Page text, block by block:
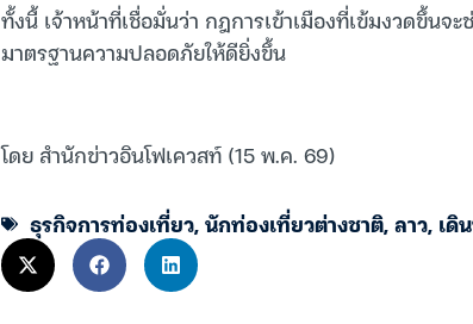
ทั้งนี้ เจ้าหน้าที่เชื่อมั่นว่า กฎการเข้าเมืองที่เข้มงวดขึ้นจ
มาตรฐานความปลอดภัยให้ดียิ่งขึ้น
โดย สำนักข่าวอินโฟเควสท์ (15 พ.ค. 69)
ธุรกิจการท่องเที่ยว,นักท่องเที่ยวต่างชาติ,ลาว, เดิ